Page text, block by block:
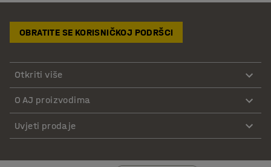
OBRATITE SE KORISNIČKOJ PODRŠCI
Otkriti više
O AJ proizvodima
Uvjeti prodaje